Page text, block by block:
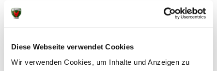
Diese Webseite verwendet Cookies
Wir verwenden Cookies, um Inhalte und Anzeigen zu
07.08.2026 | Information | pst
Testspiel mit Champions-League-